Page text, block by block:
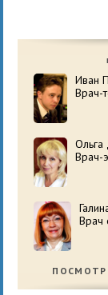
Иван
Врач-
Ольга
Врач-
Врач